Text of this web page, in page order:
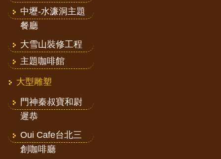
中壢-水濂洞主題
餐廳
大雪山裝修工程
主題咖啡館
大型雕塑
門神秦叔寶和尉
遲恭
Oui Cafe台北三
創咖啡廳